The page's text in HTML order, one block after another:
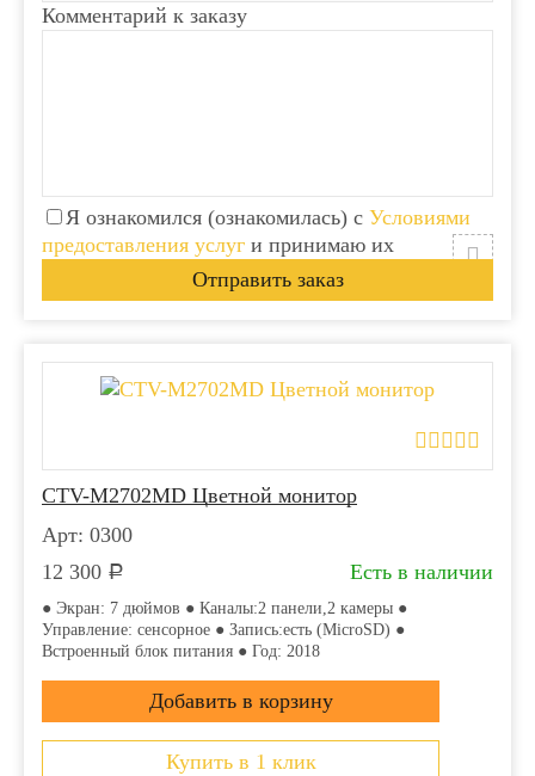
Комментарий к заказу
Я ознакомился (ознакомилась) с Условиями
предоставления услуг и принимаю их
CTV-M2702MD Цветной монитор
Арт: 0300
12 300 Р Есть в наличии
● Экран: 7 дюймов ● Каналы:2 панели,2 камеры ●
Управление: сенсорное ● Запись:есть (MicroSD) ●
Встроенный блок питания ● Год: 2018
Купить в 1 клик